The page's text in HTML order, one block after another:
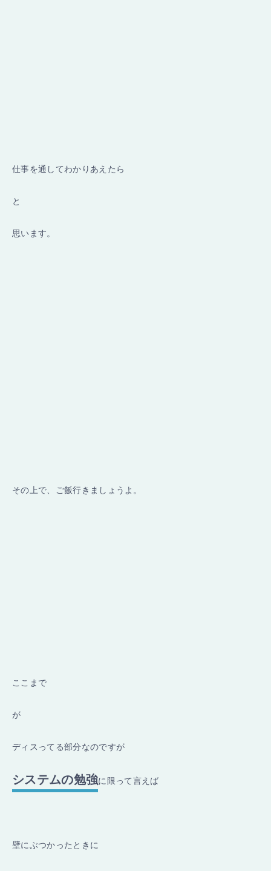
仕事を通してわかりあえたら
と
思います。
その上で、ご飯行きましょうよ。
ここまで
が
ディスってる部分なのですが
システムの勉強に限って言えば
壁にぶつかったときに